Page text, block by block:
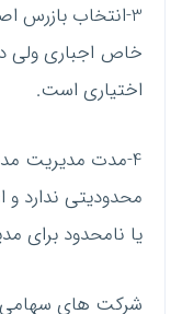
3-انتخاب بازرس
خاص اجباری ولی
اختیاری است.
4-مدت مدیریت
محدودیتی ندارد
یا نامحدود برای
شرکت های سهامی